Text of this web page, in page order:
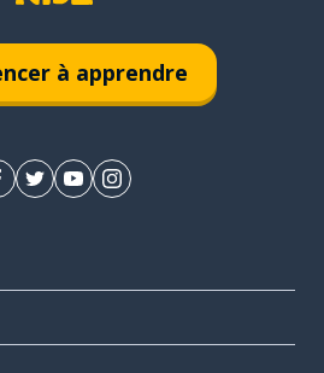
à apprendre